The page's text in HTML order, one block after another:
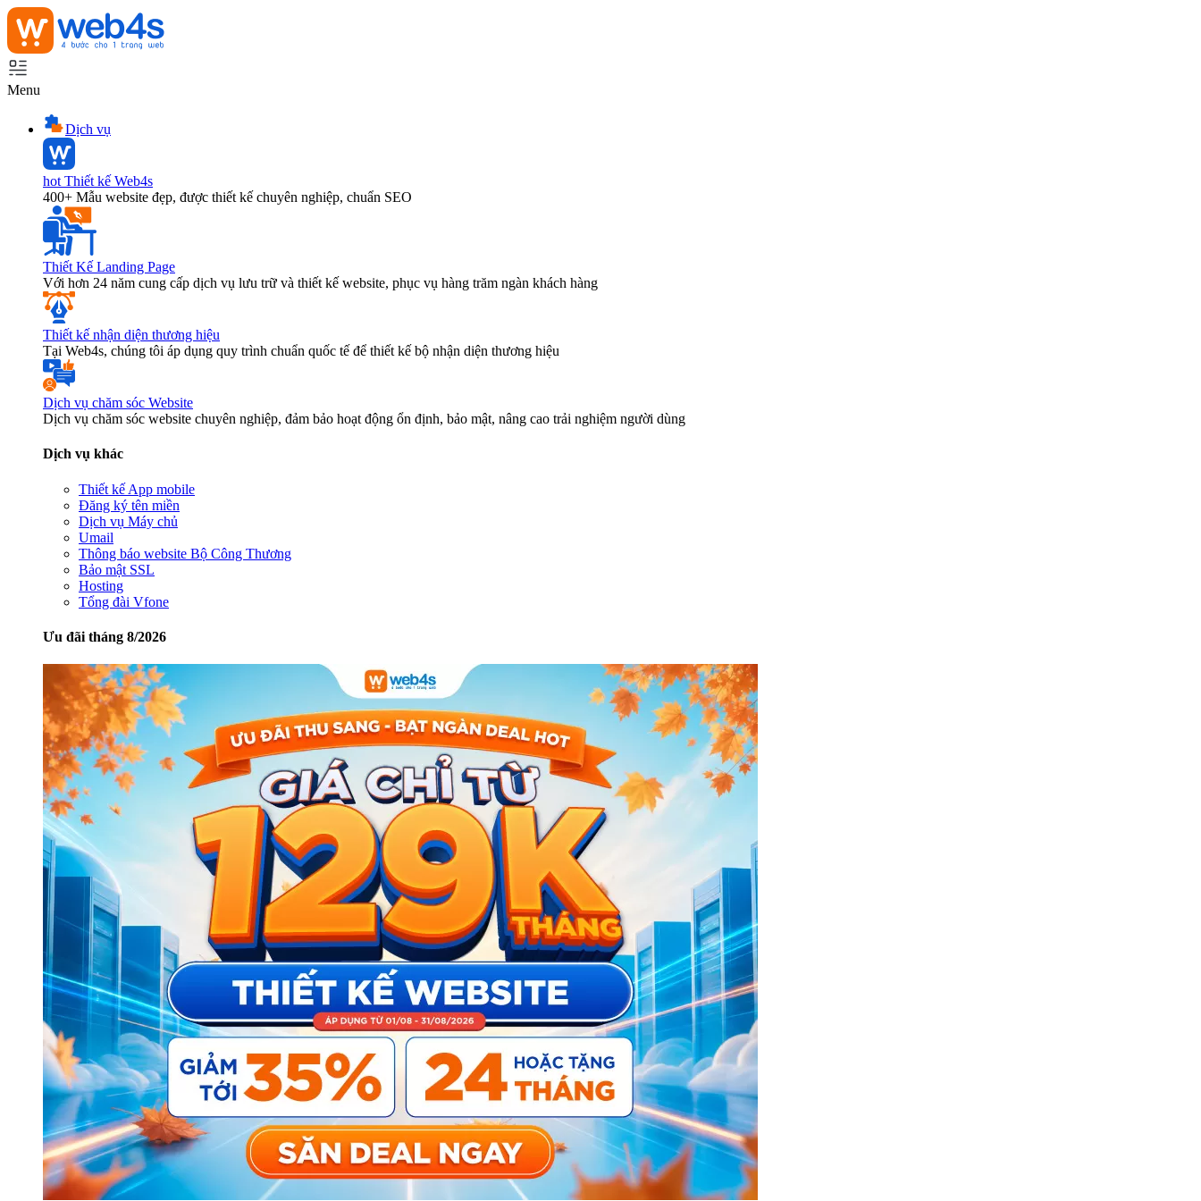
Menu
Dịch vụ
hot Thiết kế Web4s
400+ Mẫu website đẹp, được thiết kế chuyên nghiệp, chuẩn SEO
Thiết Kế Landing Page
Với hơn 24 năm cung cấp dịch vụ lưu trữ và thiết kế website, phục vụ hàng trăm ngàn khách hàng
Thiết kế nhận diện thương hiệu
Tại Web4s, chúng tôi áp dụng quy trình chuẩn quốc tế để thiết kế bộ nhận diện thương hiệu
Dịch vụ chăm sóc Website
Dịch vụ chăm sóc website chuyên nghiệp, đảm bảo hoạt động ổn định, bảo mật, nâng cao trải nghiệm người dùng
Dịch vụ khác
Thiết kế App mobile
Đăng ký tên miền
Dịch vụ Máy chủ
Umail
Thông báo website Bộ Công Thương
Bảo mật SSL
Hosting
Tổng đài Vfone
Ưu đãi tháng 8/2026